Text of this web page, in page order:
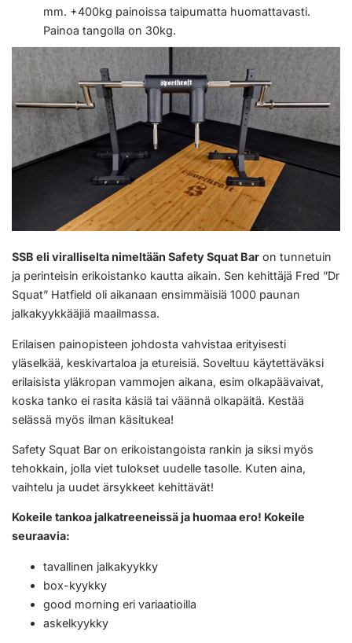
mm. +400kg painoissa taipumatta huomattavasti.
Painoa tangolla on 30kg.
SSB eli viralliselta nimeltään Safety Squat Bar on tunnetuin
ja perinteisin erikoistanko kautta aikain. Sen kehittäjä Fred ”Dr
Squat” Hatfield oli aikanaan ensimmäisiä 1000 paunan
jalkakyykkääjiä maailmassa.
Erilaisen painopisteen johdosta vahvistaa erityisesti
yläselkää, keskivartaloa ja etureisiä. Soveltuu käytettäväksi
erilaisista yläkropan vammojen aikana, esim olkapäävaivat,
koska tanko ei rasita käsiä tai väännä olkapäitä. Kestää
selässä myös ilman käsitukea!
Safety Squat Bar on erikoistangoista rankin ja siksi myös
tehokkain, jolla viet tulokset uudelle tasolle. Kuten aina,
vaihtelu ja uudet ärsykkeet kehittävät!
Kokeile tankoa jalkatreeneissä ja huomaa ero! Kokeile
seuraavia:
tavallinen jalkakyykky
box-kyykky
good morning eri variaatioilla
askelkyykky